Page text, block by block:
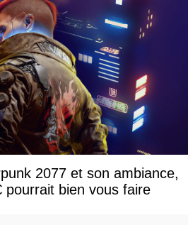
2077 et son ambiance,
pourrait bien vous faire